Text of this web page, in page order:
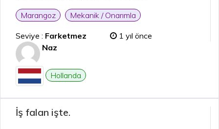
Marangoz Mekanik / Onarımla
Seviye : Farketmez
1 yıl önce
Naz
Hollanda
İş falan işte.